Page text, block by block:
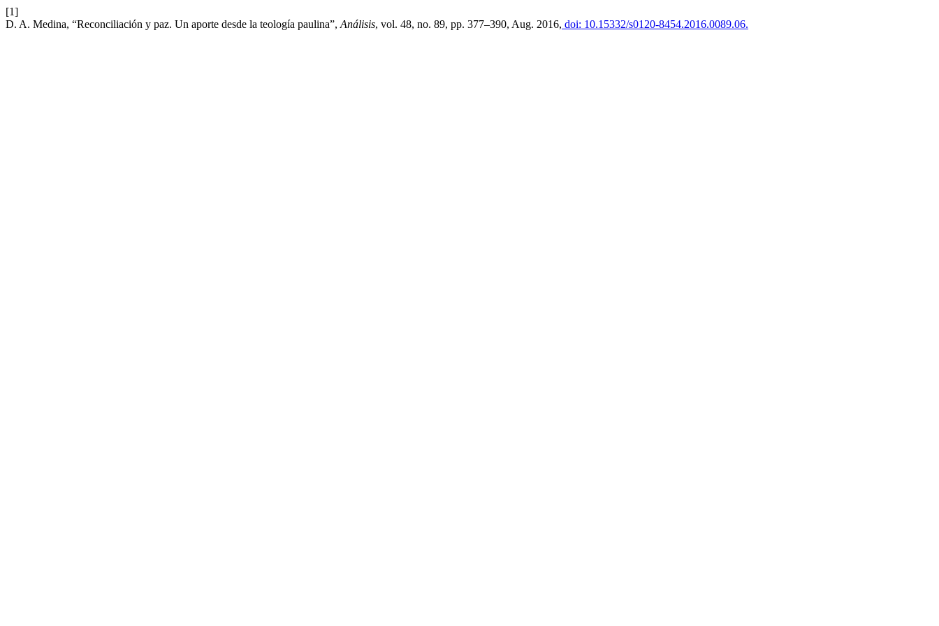
[1]
D. A. Medina, “Reconciliación y paz. Un aporte desde la teología paulina”, Análisis, vol. 48, no. 89, pp. 377–390, Aug. 2016, doi: 10.15332/s0120-8454.2016.0089.06.